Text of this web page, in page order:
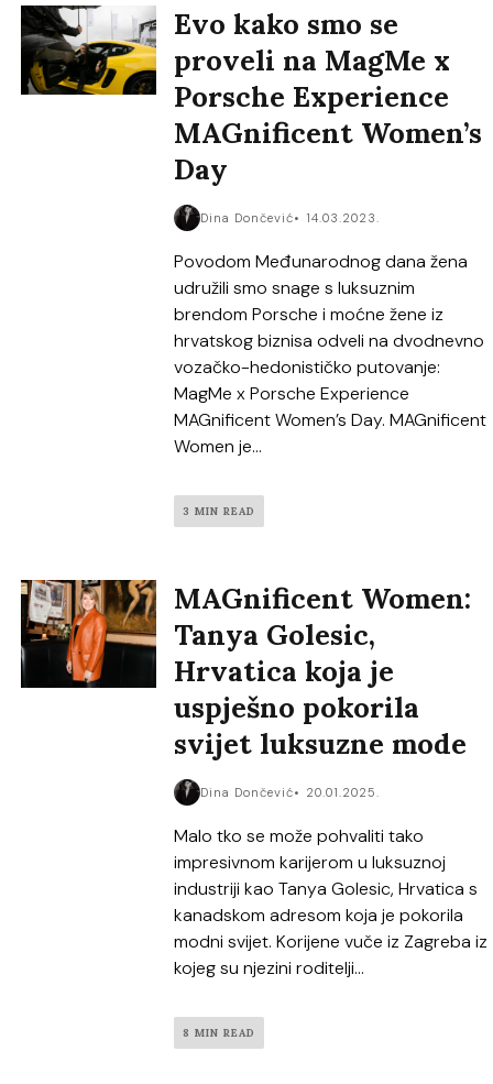
Evo kako smo se
proveli na MagMe x
Porsche Experience
MAGnificent Women’s
Day
Dina Dončević 14.03.2023.
Povodom Međunarodnog dana žena
udružili smo snage s luksuznim
brendom Porsche i moćne žene iz
hrvatskog biznisa odveli na dvodnevno
vozačko-hedonističko putovanje:
MagMe x Porsche Experience
MAGnificent Women’s Day. MAGnificent
Women je...
3 MIN READ
MAGnificent Women:
Tanya Golesic,
Hrvatica koja je
uspješno pokorila
svijet luksuzne mode
Dina Dončević 20.01.2025.
Malo tko se može pohvaliti tako
impresivnom karijerom u luksuznoj
industriji kao Tanya Golesic, Hrvatica s
kanadskom adresom koja je pokorila
modni svijet. Korijene vuče iz Zagreba iz
kojeg su njezini roditelji...
8 MIN READ